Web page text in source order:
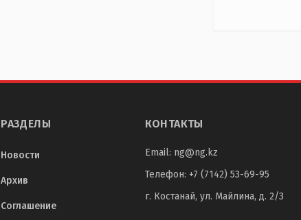
РАЗДЕЛЫ
Новости
Архив
Соглашение
КОНТАКТЫ
Email: ng@ng.kz
Телефон: +7 (7142) 53-69-95
г. Костанай, ул. Майлина, д. 2/3